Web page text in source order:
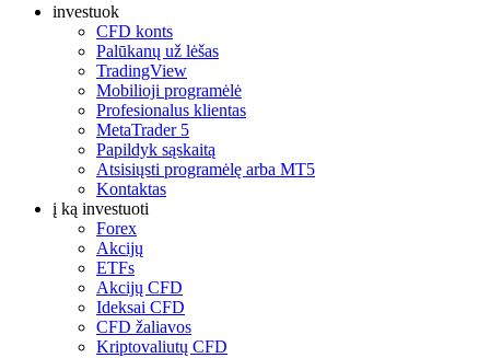
investuok
CFD konts
Palūkanų už lėšas
TradingView
Mobilioji programėlė
Profesionalus klientas
MetaTrader 5
Papildyk sąskaitą
Atsisiųsti programėlę arba MT5
Kontaktas
į ką investuoti
Forex
Akcijų
ETFs
Akcijų CFD
Ideksai CFD
CFD žaliavos
Kriptovaliutų CFD